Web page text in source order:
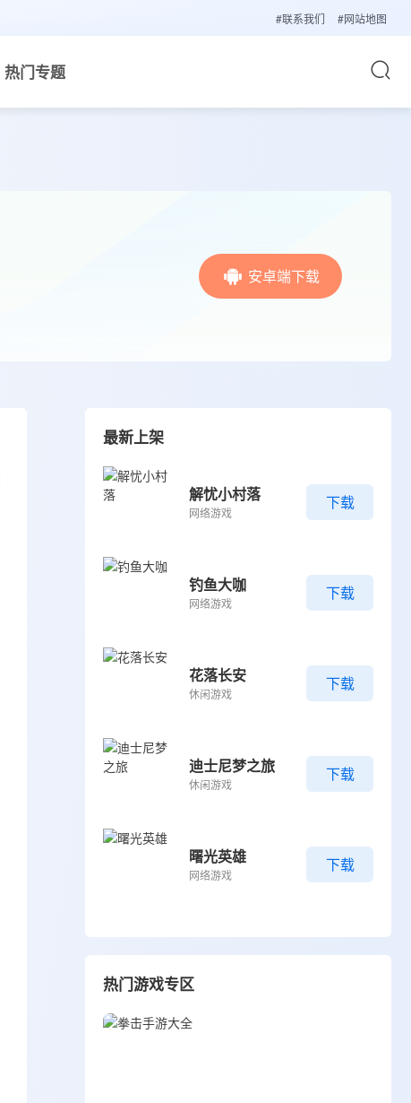
#联系我们 #网站地图
热门专题
安卓端下载
最新上架
解忧小村落
网络游戏
下载
钓鱼大咖
网络游戏
下载
花落长安
休闲游戏
下载
迪士尼梦之旅
休闲游戏
下载
曙光英雄
网络游戏
下载
热门游戏专区